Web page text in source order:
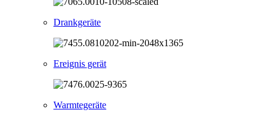
Drankgeräte
Ereignis gerät
Warmtegeräte